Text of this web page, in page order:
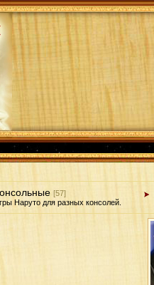
[57]
Наруто для разных консолей.